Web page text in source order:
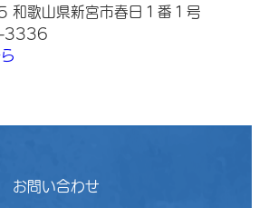
歌山県新宮市春日１番１号
3336
お問い合わせ